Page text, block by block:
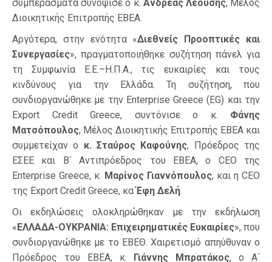
συμπεράσματα συνόψισε ο κ. Ανδρέας Λεούσης, Μέλος
Διοικητικής Επιτροπής ΕΒΕΑ.
Αργότερα, στην ενότητα «Διεθνείς Προοπτικές και
Συνεργασίες», πραγματοποιήθηκε συζήτηση πάνελ για
τη Συμφωνία Ε.Ε.–Η.Π.Α., τις ευκαιρίες και τους
κινδύνους για την Ελλάδα. Τη συζήτηση, που
συνδιοργανώθηκε με την Enterprise Greece (EG) και την
Export Credit Greece, συντόνισε ο κ. Φάνης
Ματσόπουλος, Μέλος Διοικητικής Επιτροπής ΕΒΕΑ και
συμμετείχαν ο κ. Σταύρος Καφούνης, Πρόεδρος της
ΕΣΕΕ και Β΄ Αντιπρόεδρος του ΕΒΕΑ, ο CEO της
Enterprise Greece, κ. Μαρίνος Γιαννόπουλος, και η CEO
της Export Credit Greece, καΈφη Δελή.
Οι εκδηλώσεις ολοκληρώθηκαν με την εκδήλωση
«ΕΛΛΑΔΑ-ΟΥΚΡΑΝΙΑ: Επιχειρηματικές Ευκαιρίες», που
συνδιοργανώθηκε με το ΕΒΕΘ. Χαιρετισμό απηύθυναν ο
Πρόεδρος του ΕΒΕΑ, κ. Γιάννης Μπρατάκος, ο Α΄